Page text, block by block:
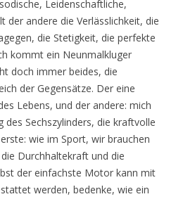
Leidenschaftliche,
der andere die Verlässlichkeit, die
die Stetigkeit, die perfekte
kommt ein Neunmalkluger
doch immer beides, die
der Gegensätze. Der eine
Lebens, und der andere: mich
Sechszylinders, die kraftvolle
wie im Sport, wir brauchen
Durchhaltekraft und die
der einfachste Motor kann mit
werden, bedenke, wie ein